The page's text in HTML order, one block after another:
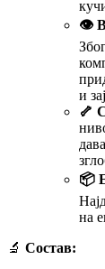
👁️
и
🦴
📦
на
🔬 Состав: